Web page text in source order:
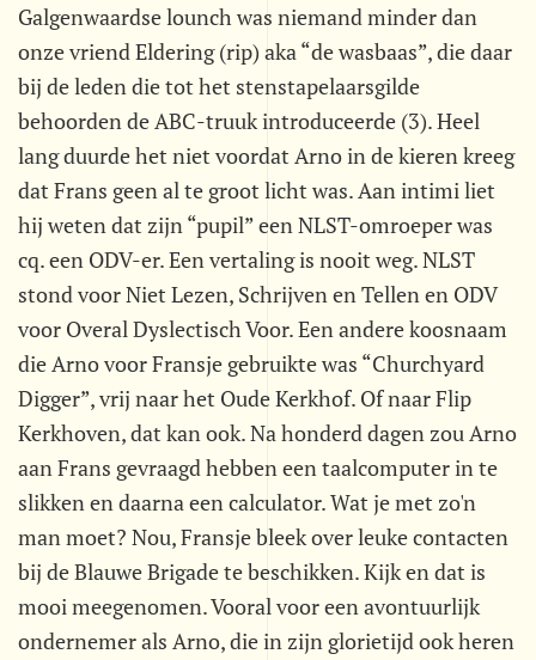
Galgenwaardse lounch was niemand minder dan
onze vriend Eldering (rip) aka “de wasbaas”, die daar
bij de leden die tot het stenstapelaarsgilde
behoorden de ABC-truuk introduceerde (3). Heel
lang duurde het niet voordat Arno in de kieren kreeg
dat Frans geen al te groot licht was. Aan intimi liet
hij weten dat zijn “pupil” een NLST-omroeper was
cq. een ODV-er. Een vertaling is nooit weg. NLST
stond voor Niet Lezen, Schrijven en Tellen en ODV
voor Overal Dyslectisch Voor. Een andere koosnaam
die Arno voor Fransje gebruikte was “Churchyard
Digger”, vrij naar het Oude Kerkhof. Of naar Flip
Kerkhoven, dat kan ook. Na honderd dagen zou Arno
aan Frans gevraagd hebben een taalcomputer in te
slikken en daarna een calculator. Wat je met zo'n
man moet? Nou, Fransje bleek over leuke contacten
bij de Blauwe Brigade te beschikken. Kijk en dat is
mooi meegenomen. Vooral voor een avontuurlijk
ondernemer als Arno, die in zijn glorietijd ook heren